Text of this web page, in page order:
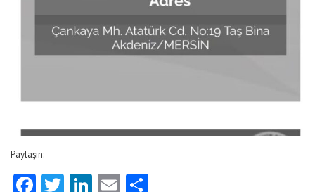
Paylaşın:
Facebook
Twitter
LinkedIn
Email